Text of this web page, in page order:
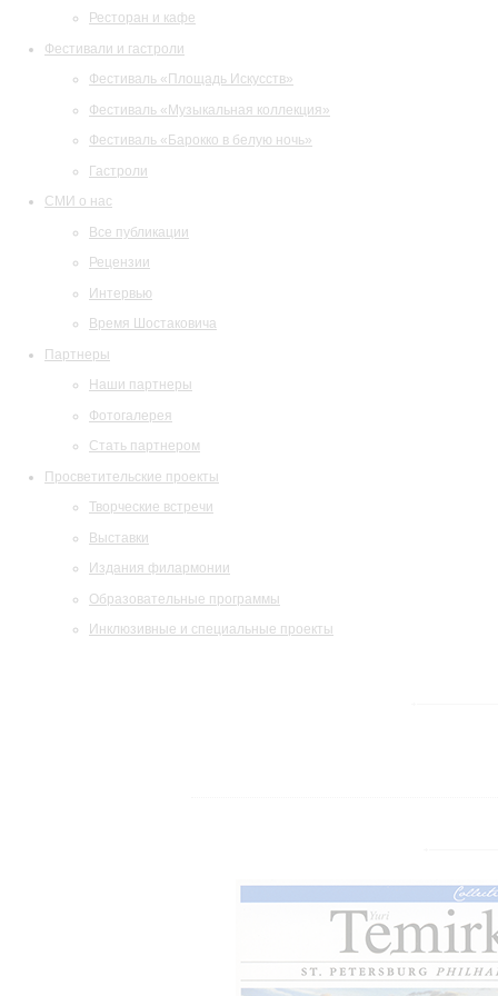
Ресторан и кафе
Фестивали и гастроли
Фестиваль «Площадь Искусств»
Фестиваль «Музыкальная коллекция»
Фестиваль «Барокко в белую ночь»
Гастроли
СМИ о нас
Все публикации
Рецензии
Интервью
Время Шостаковича
Партнеры
Наши партнеры
Фотогалерея
Стать партнером
Просветительские проекты
Творческие встречи
Выставки
Издания филармонии
Образовательные программы
Инклюзивные и специальные проекты